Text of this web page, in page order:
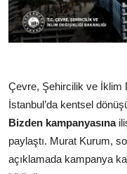
Çevre, Şehircilik ve İklim
İstanbul’da kentsel
Bizden kampanyasına
paylaştı. Murat Kurum,
açıklamada kampanya